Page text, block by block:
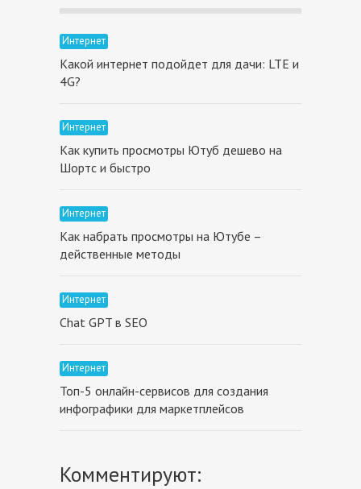
Интернет
Какой интернет подойдет для дачи: LTE и
4G?
Интернет
Как купить просмотры Ютуб дешево на
Шортс и быстро
Интернет
Как набрать просмотры на Ютубе –
действенные методы
Интернет
Chat GPT в SEO
Интернет
Топ-5 онлайн-сервисов для создания
инфографики для маркетплейсов
Комментируют: